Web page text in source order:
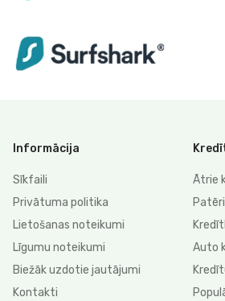
Informācija
Sīkfaili
Privātuma politika
Lietošanas noteikumi
Līgumu noteikumi
Biežāk uzdotie jautājumi
Kontakti
Ātrie
Auto